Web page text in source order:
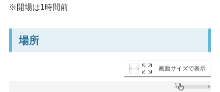
※開場は1時間前
場所
画面サイズで表示